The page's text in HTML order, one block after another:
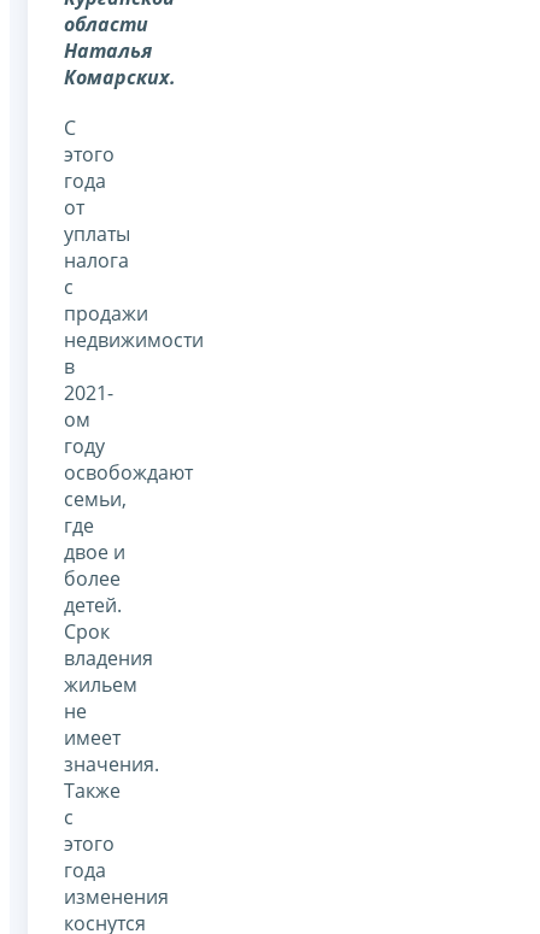
области
Наталья
Комарских.
С
этого
года
от
уплаты
налога
с
продажи
недвижимости
в
2021-
ом
году
освобождают
семьи,
где
двое и
более
детей.
Срок
владения
жильем
не
имеет
значения.
Также
с
этого
года
изменения
коснутся